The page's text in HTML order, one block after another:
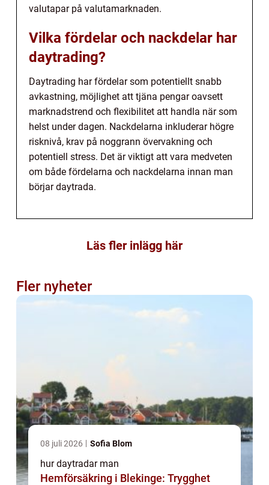
valutapar på valutamarknaden.
Vilka fördelar och nackdelar har
daytrading?
Daytrading har fördelar som potentiellt snabb
avkastning, möjlighet att tjäna pengar oavsett
marknadstrend och flexibilitet att handla när som
helst under dagen. Nackdelarna inkluderar högre
risknivå, krav på noggrann övervakning och
potentiell stress. Det är viktigt att vara medveten
om både fördelarna och nackdelarna innan man
börjar daytrada.
Läs fler inlägg här
Fler nyheter
08 juli 2026 Sofia Blom
hur daytradar man
Hemförsäkring i Blekinge: Trygghet